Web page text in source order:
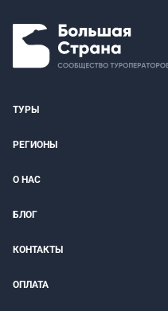
ТУРЫ
РЕГИОНЫ
О НАС
БЛОГ
КОНТАКТЫ
ОПЛАТА